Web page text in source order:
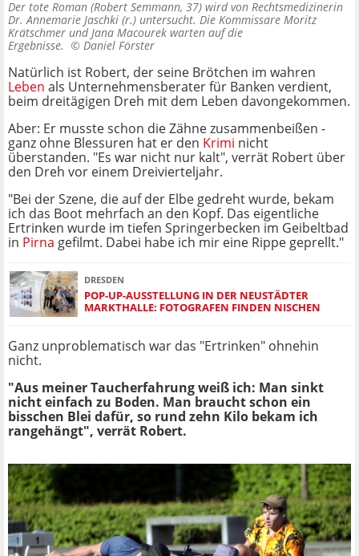
Der tote Roman (Robert Semmann, 37) wird von Rechtsmedizinerin
Dr. Annemarie Jaschki (r.) untersucht. Die Kommissare Moritz
Krätschmer und Jana Macourek warten auf die
Ergebnisse. © Daniel Förster
Natürlich ist Robert, der seine Brötchen im wahren
Leben als Unternehmensberater für Banken verdient,
beim dreitägigen Dreh mit dem Leben davongekommen.
Aber: Er musste schon die Zähne zusammenbeißen -
ganz ohne Blessuren hat er den Krimi nicht
überstanden. "Es war nicht nur kalt", verrät Robert über
den Dreh vor einem Dreivierteljahr.
"Bei der Szene, die auf der Elbe gedreht wurde, bekam
ich das Boot mehrfach an den Kopf. Das eigentliche
Ertrinken wurde im tiefen Springerbecken im Geibeltbad
in Pirna gefilmt. Dabei habe ich mir eine Rippe geprellt."
DRESDEN
POP-UP-AUSSTELLUNG IN DER NEUSTÄDTER
MARKTHALLE: FOTOGRAFEN FINDEN NISCHEN
Ganz unproblematisch war das "Ertrinken" ohnehin
nicht.
"Aus meiner Taucherfahrung weiß ich: Man sinkt
nicht einfach zu Boden. Man braucht schon ein
bisschen Blei dafür, so rund zehn Kilo bekam ich
rangehängt", verrät Robert.